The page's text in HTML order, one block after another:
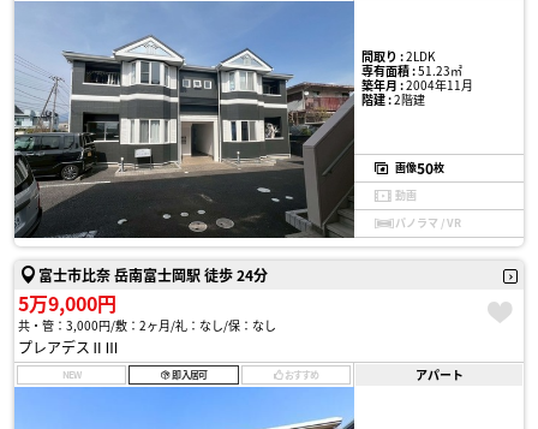
間取り :2LDK
専有面積 :51.23㎡
築年月 :2004年11月
階建 :2階建
画像50枚
動画
パノラマ / VR
富士市比奈 岳南富士岡駅 徒歩 24分
5万9,000円
共・管：3,000円 敷：2ヶ月 礼：なし 保：なし
プレアデスⅡⅢ
NEW 即入居可 おすすめ アパート